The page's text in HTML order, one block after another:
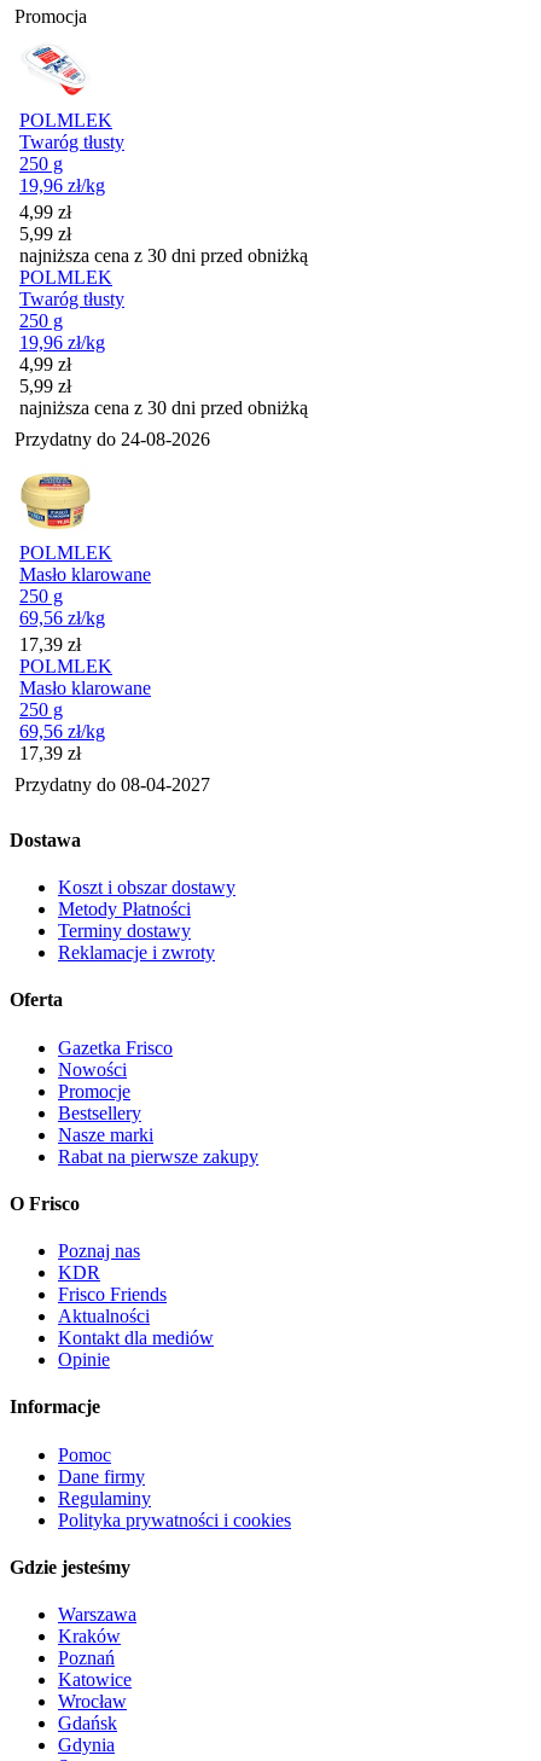
Promocja
POLMLEK
Twaróg tłusty
250 g
19,96 zł/kg
Cena promocyjna
4,99 zł
5,99 zł
najniższa cena z 30 dni przed obniżką
POLMLEK
Twaróg tłusty
250 g
19,96 zł/kg
Cena promocyjna
4,99 zł
5,99 zł
najniższa cena z 30 dni przed obniżką
Przydatny do 24-08-2026
POLMLEK
Masło klarowane
250 g
69,56 zł/kg
Cena
17,39 zł
POLMLEK
Masło klarowane
250 g
69,56 zł/kg
Cena
17,39 zł
Przydatny do 08-04-2027
Dostawa
Koszt i obszar dostawy
Metody Płatności
Terminy dostawy
Reklamacje i zwroty
Oferta
Gazetka Frisco
Nowości
Promocje
Bestsellery
Nasze marki
Rabat na pierwsze zakupy
O Frisco
Poznaj nas
KDR
Frisco Friends
Aktualności
Kontakt dla mediów
Opinie
Informacje
Pomoc
Dane firmy
Regulaminy
Polityka prywatności i cookies
Gdzie jesteśmy
Warszawa
Kraków
Poznań
Katowice
Wrocław
Gdańsk
Gdynia